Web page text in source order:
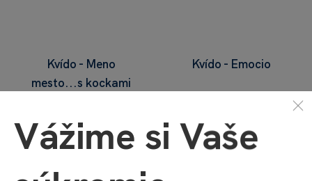
Kvído - Meno
mesto...s kockami
na sklade
Kvído - Emocio
na sklade
Vážime si Vaše